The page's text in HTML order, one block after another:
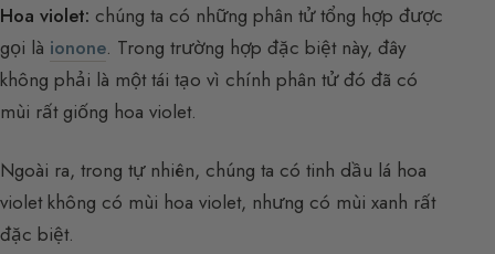
Hoa violet: chúng ta có những phân tử tổng hợp được
gọi là ionone. Trong trường hợp đặc biệt này, đây
không phải là một tái tạo vì chính phân tử đó đã có
mùi rất giống hoa violet.
Ngoài ra, trong tự nhiên, chúng ta có tinh dầu lá hoa
violet không có mùi hoa violet, nhưng có mùi xanh rất
đặc biệt.